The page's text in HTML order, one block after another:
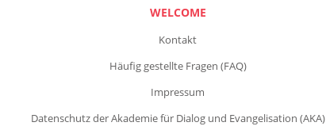
WELCOME
Kontakt
Häufig gestellte Fragen (FAQ)
Impressum
Datenschutz der Akademie für Dialog und Evangelisation (AKA)